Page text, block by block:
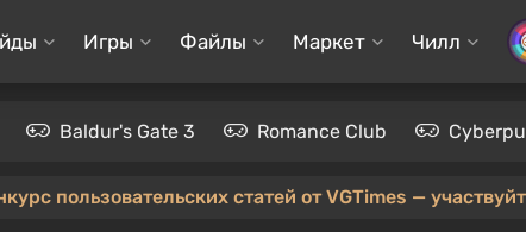
Игры Файлы Маркет Чилл
Baldur's Gate 3 Romance Club
пользовательских статей от VGTimes —